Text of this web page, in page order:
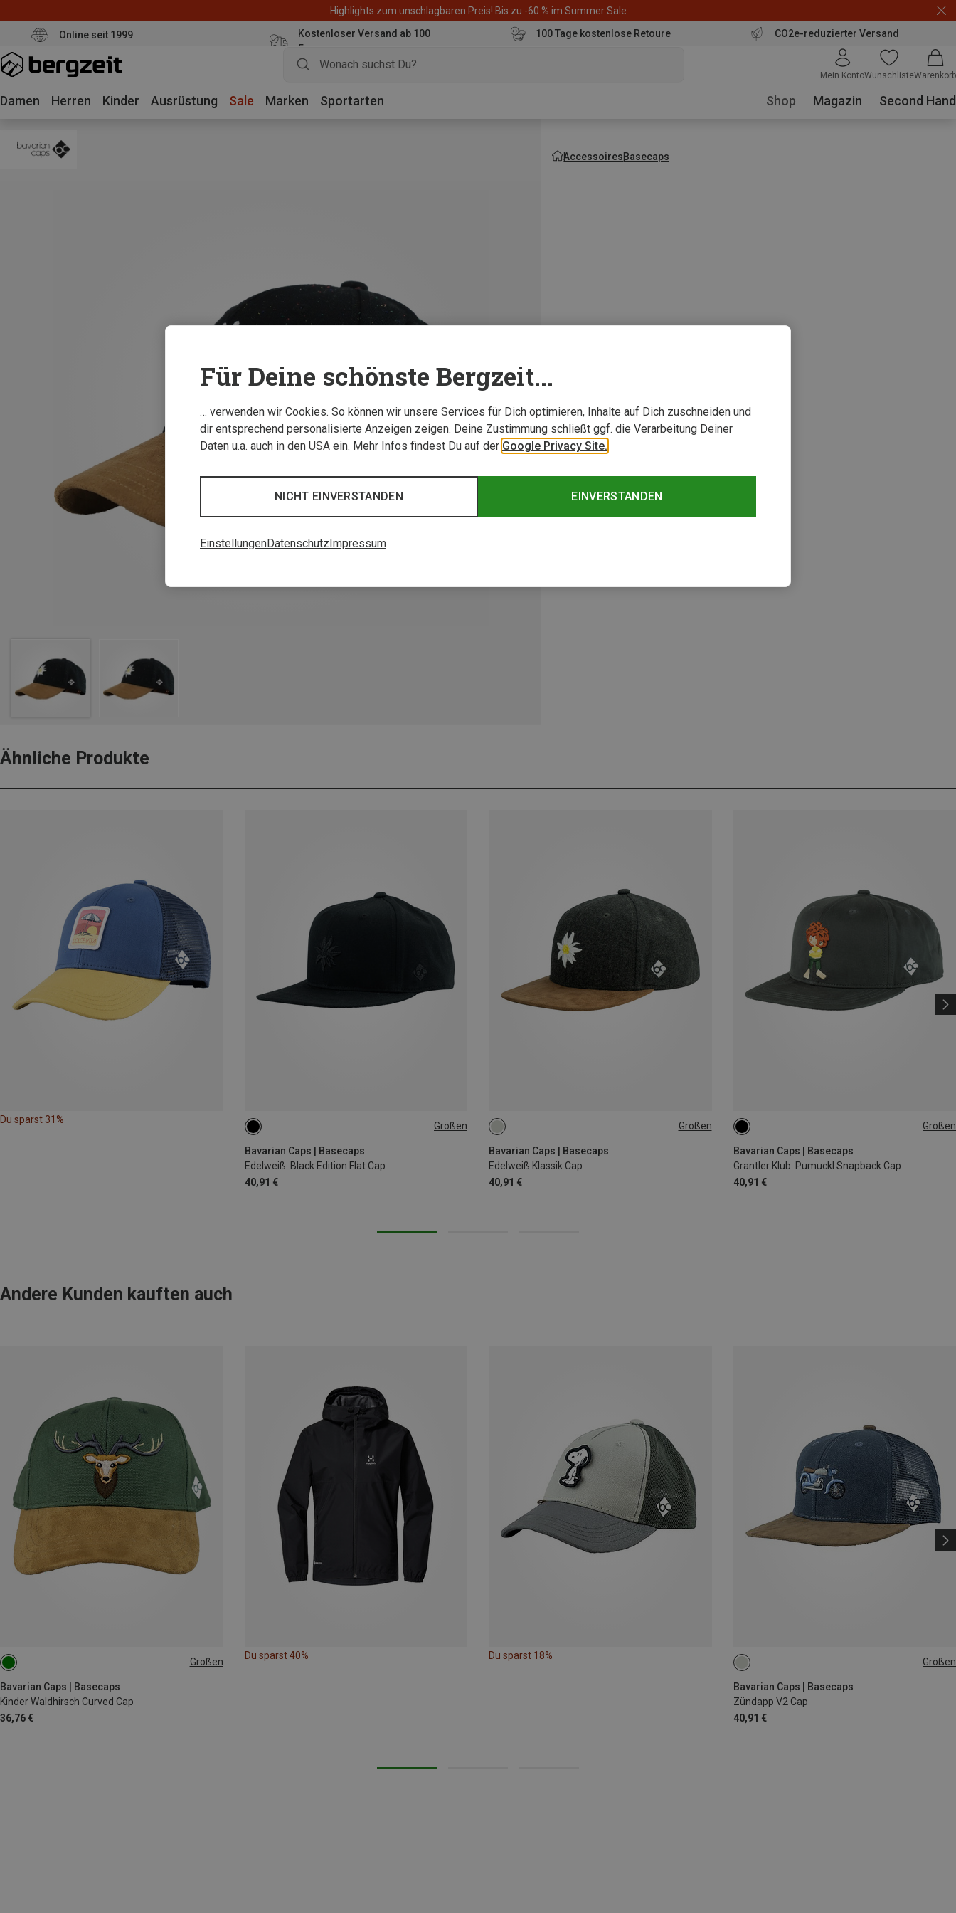
Highlights zum unschlagbaren Preis! Bis zu -60 % im Summer Sale
Online seit 1999
Kostenloser Versand ab 100
Euro
100 Tage kostenlose Retoure CO2e-reduzierter Versand
Mein KontoWunschlisteWarenkorb
Damen Herren Kinder Ausrüstung Sale Marken Sportarten Shop Magazin Second Hand
AccessoiresBasecaps
Ähnliche Produkte
Du sparst 31%
Größen
Bavarian Caps | Basecaps
Edelweiß: Black Edition Flat Cap
40,91 €
ONE SIZE Größen
Bavarian Caps | Basecaps
Edelweiß Klassik Cap
40,91 €
ONE SIZE Größen
Bavarian Caps | Basecaps
Grantler Klub: Pumuckl Snapback Cap
40,91 €
ONE SIZE
Andere Kunden kauften auch
Größen
Bavarian Caps | Basecaps
Kinder Waldhirsch Curved Cap
36,76 €
ONE SIZE
Du sparst 40% Du sparst 18%
Größen
Bavarian Caps | Basecaps
Zündapp V2 Cap
40,91 €
ONE SIZE
Für Deine schönste Bergzeit...
… verwenden wir Cookies. So können wir unsere Services für Dich optimieren, Inhalte auf Dich zuschneiden und
dir entsprechend personalisierte Anzeigen zeigen. Deine Zustimmung schließt ggf. die Verarbeitung Deiner
Daten u.a. auch in den USA ein. Mehr Infos findest Du auf der Google Privacy Site.
EINVERSTANDEN
NICHT EINVERSTANDEN
EinstellungenDatenschutz Impressum